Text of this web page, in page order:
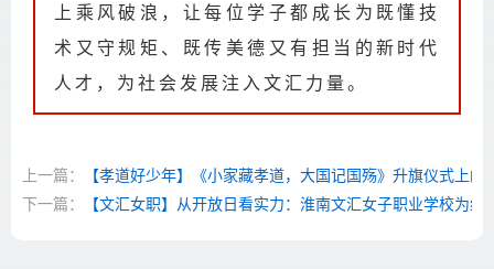
上乘风破浪，让每位学子都成长为既懂技
术又守规矩、既传美德又有担当的新时代
人才，为社会发展注入文汇力量。
上一篇：
【孝道好少年】《小家藏孝道，大国记国殇》升旗仪式上的
下一篇：
【文汇女职】从开放日看实力：淮南文汇女子职业学校为综